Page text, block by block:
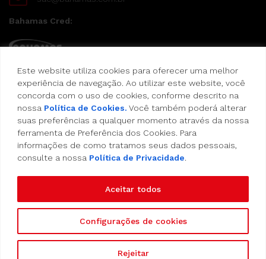
Este website utiliza cookies para oferecer uma melhor
experiência de navegação. Ao utilizar este website, você
concorda com o uso de cookies, conforme descrito na
nossa Política de Cookies. Você também poderá alterar
suas preferências a qualquer momento através da nossa
ferramenta de Preferência dos Cookies. Para
informações de como tratamos seus dados pessoais,
consulte a nossa Política de Privacidade.
Configurações de cookies
Rejeitar
Aceitar todos
Bahamas Cred:
Pague suas compras com o Bahamas Cred
Formas de pagamento:
Cartão de Crédito